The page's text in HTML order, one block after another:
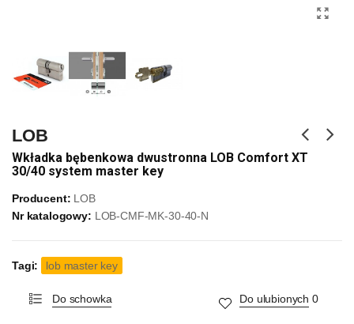
LOB
Wkładka bębenkowa dwustronna LOB Comfort XT
30/40 system master key
Producent: LOB
Nr katalogowy: LOB-CMF-MK-30-40-N
Tagi: lob master key
Do schowka Do ulubionych 0